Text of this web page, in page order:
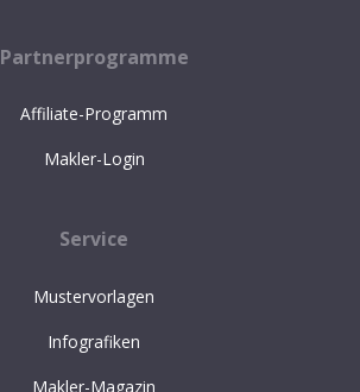
Partnerprogramme
Affiliate-Programm
Makler-Login
Service
Mustervorlagen
Infografiken
Makler-Magazin